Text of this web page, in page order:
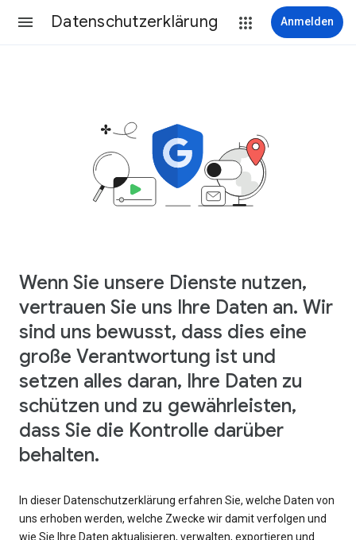
Datenschutzerklärung Anmelden
Wenn Sie unsere Dienste nutzen,
vertrauen Sie uns Ihre Daten an. Wir
sind uns bewusst, dass dies eine
große Verantwortung ist und
setzen alles daran, Ihre Daten zu
schützen und zu gewährleisten,
dass Sie die Kontrolle darüber
behalten.
In dieser Datenschutzerklärung erfahren Sie, welche Daten von
uns erhoben werden, welche Zwecke wir damit verfolgen und
wie Sie Ihre Daten aktualisieren, verwalten, exportieren und